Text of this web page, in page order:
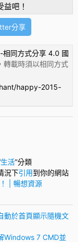
吧！
分享
相同方式分享 4.0 國
轉載時須以相同方式
happy-2015-
生活”分類
況下引用到你的網站
| 暢想資源
動於首頁顯示隨機文
Windows 7 CMD並